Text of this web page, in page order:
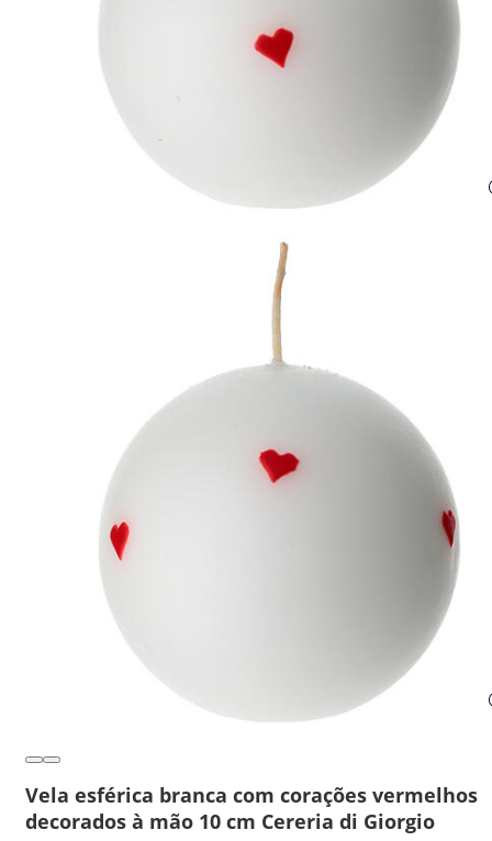
Vela esférica branca com corações vermelhos
decorados à mão 10 cm Cereria di Giorgio